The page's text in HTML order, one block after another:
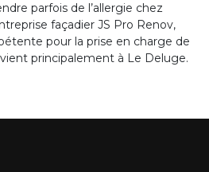
parfois de l’allergie chez
façadier JS Pro Renov,
pour la prise en charge de
principalement à Le Deluge.